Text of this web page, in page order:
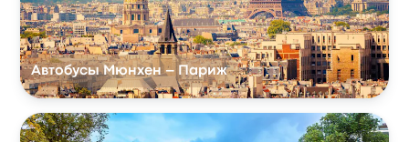
Автобусы Мюнхен – Париж